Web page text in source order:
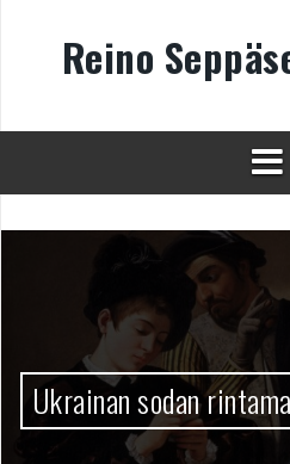
Reino
Ukrainan sodan